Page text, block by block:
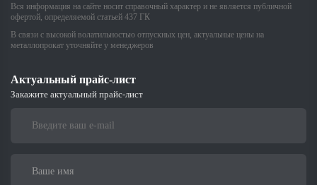
Вся информация на сайте носит справочный характер и не является публичной
офертой, определяемой статьей 437 ГК
В связи с высокой волатильностью отпускных цен, актуальные цены на
металлопрокат уточняйте у менеджеров
Актуальный прайс-лист
Закажите актуальный прайс-лист